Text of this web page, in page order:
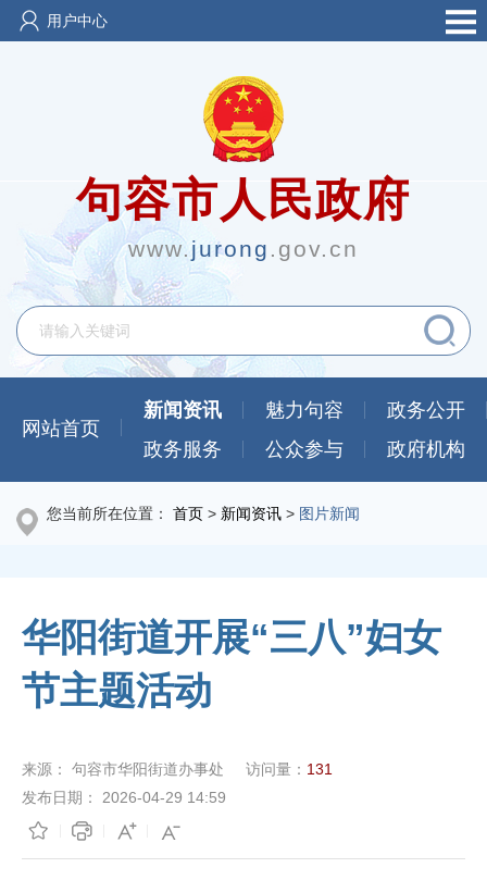
用户中心
句容市人民政府
www.jurong .gov.cn
网站首页
新闻资讯 魅力句容
政务公开
政务服务
公众参与 政府机构
您当前所在位置： 首页 > 新闻资讯 > 图片新闻
华阳街道开展“三八”妇女
节主题活动
来源： 句容市华阳街道办事处 访问量： 131
发布日期：
2026-04-29 14:59